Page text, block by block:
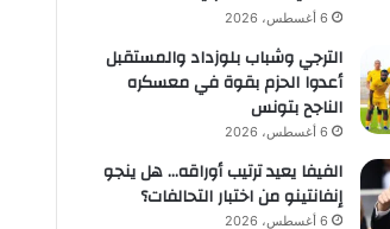
6 أغسطس، 2026
الترجي وشباب بلوزداد والمستقبل
أعدوا الحزم بقوة في معسكره
الناجح بتونس
6 أغسطس، 2026
الفيفا يعيد ترتيب أوراقه… هل ينجو
إنفانتينو من اختبار التحالفات؟
6 أغسطس، 2026